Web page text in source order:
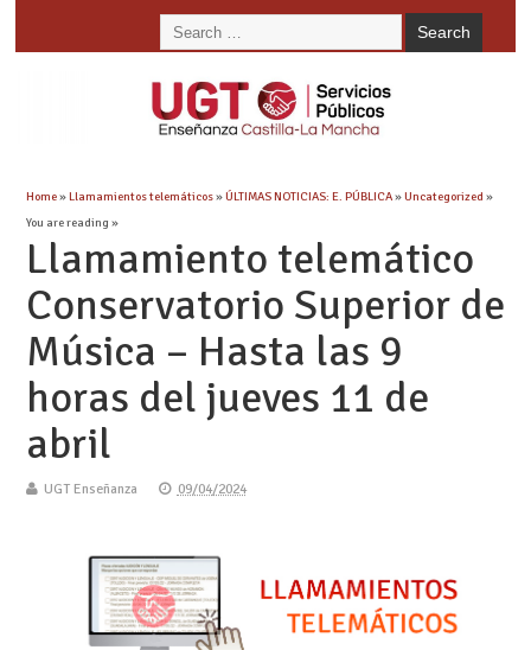
Home»Llamamientos telemáticos»ÚLTIMAS NOTICIAS: E. PÚBLICA»Uncategorized »
You are reading »
Llamamiento telemático
Conservatorio Superior de
Música – Hasta las 9
horas del jueves 11 de
abril
UGT Enseñanza 09/04/2024